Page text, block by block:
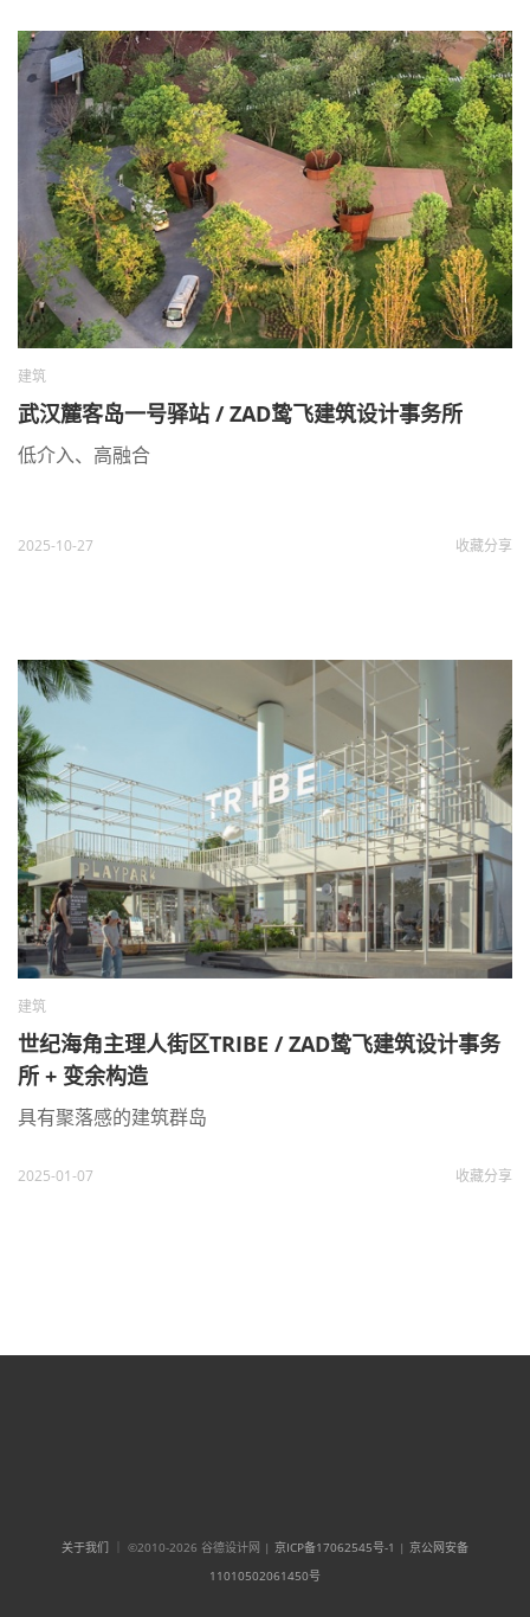
建筑
武汉麓客岛一号驿站 / ZAD鸷飞建筑设计事务所
低介入、高融合
2025-10-27 收藏分享
建筑
世纪海角主理人街区TRIBE / ZAD鸷飞建筑设计事务
所 + 变余构造
具有聚落感的建筑群岛
2025-01-07 收藏分享
关于我们 ｜ ©2010-2026 谷德设计网 | 京ICP备17062545号-1 | 京公网安备
11010502061450号